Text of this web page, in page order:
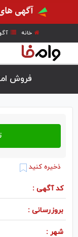
خانه
فروش
ذخیره کنید
کد آگهی :
بروزرسانی :
شهر :